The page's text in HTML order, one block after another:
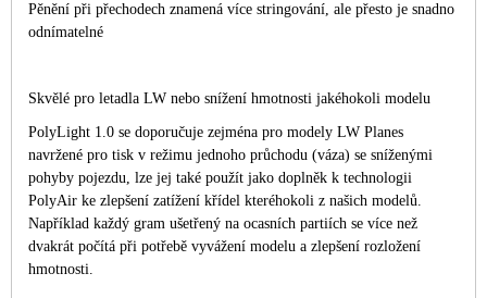
Pěnění při přechodech znamená více stringování, ale přesto je snadno
odnímatelné
Skvělé pro letadla LW nebo snížení hmotnosti jakéhokoli modelu
PolyLight 1.0 se doporučuje zejména pro modely LW Planes
navržené pro tisk v režimu jednoho průchodu (váza) se sníženými
pohyby pojezdu, lze jej také použít jako doplněk k technologii
PolyAir ke zlepšení zatížení křídel kteréhokoli z našich modelů.
Například každý gram ušetřený na ocasních partiích se více než
dvakrát počítá při potřebě vyvážení modelu a zlepšení rozložení
hmotnosti.